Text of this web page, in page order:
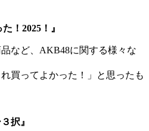
！2025！』
など、AKB48に関する様々な
買ってよかった！」と思ったも
択』